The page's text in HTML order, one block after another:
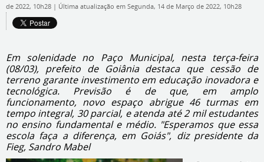
de 2022, 10h28 | Última atualização em Segunda, 14 de Março de 2022, 10h28
Em solenidade no Paço Municipal, nesta terça-feira
(08/03), prefeito de Goiânia destaca que cessão de
terreno garante investimento em educação inovadora e
tecnológica. Previsão é de que, em amplo
funcionamento, novo espaço abrigue 46 turmas em
tempo integral, 30 parcial, e atenda até 2 mil estudantes
no ensino fundamental e médio. "Esperamos que essa
escola faça a diferença, em Goiás", diz presidente da
Fieg, Sandro Mabel